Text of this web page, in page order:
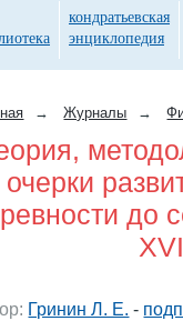
→ Журналы →
очерки
до
Гринин Л. Е. -
кондратьевская
энциклопедия